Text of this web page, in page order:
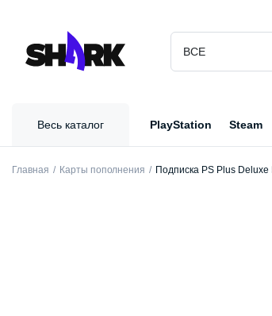
Весь каталог PlayStation Steam
Главная Карты пополнения Подписка PS Plus